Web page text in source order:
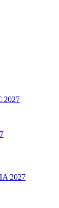
2027
2027